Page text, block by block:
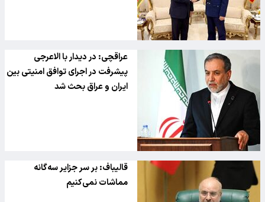
عراقچی: در دیدار با الاعرجی
پیشرفت در اجرای توافق امنیتی بین
ایران و عراق بحث شد
قالیباف: بر سر جزایر سه‌گانه
مماشات نمی‌کنیم